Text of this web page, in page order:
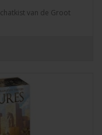
van de Groot